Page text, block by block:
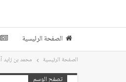
الصفحة الرئيسية
الصفحة الرئيسية محمد بن زايد
تصفح الوسم